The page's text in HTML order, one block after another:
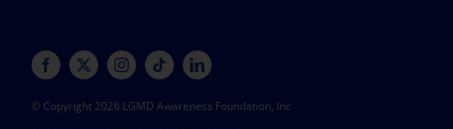
© Copyright 2026 LGMD Awareness Foundation, Inc